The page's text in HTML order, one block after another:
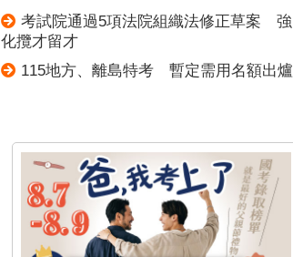
考試院通過5項法院組織法修正草案 強
化攬才留才
115地方、離島特考 暫定需用名額出爐